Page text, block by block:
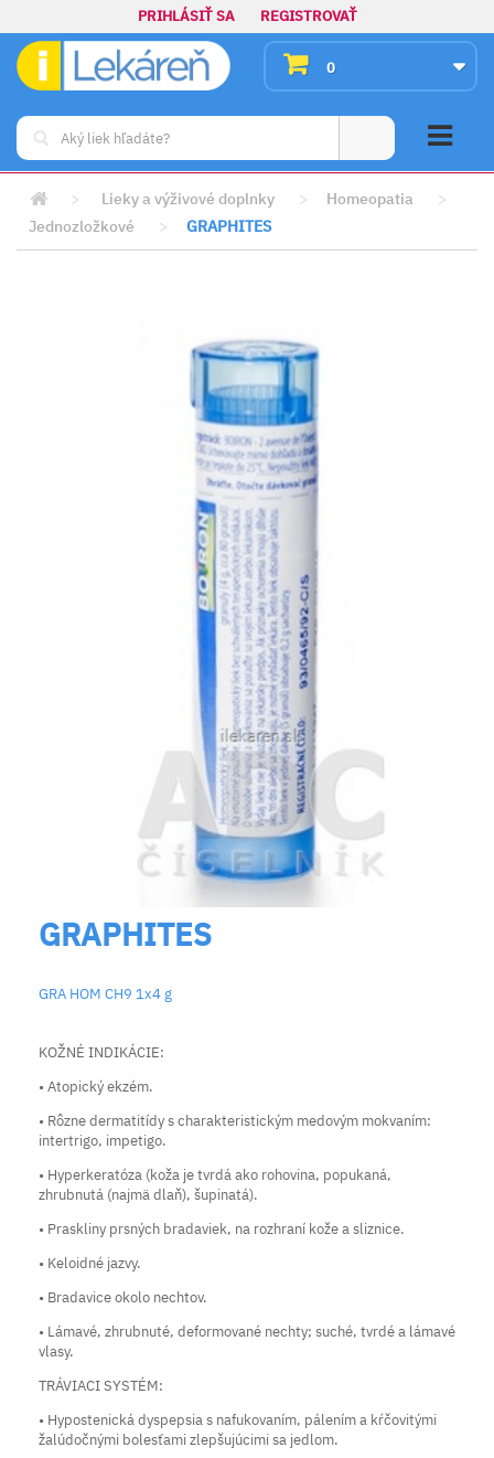
PRIHLÁSIŤ SA REGISTROVAŤ
0
> Lieky a výživové doplnky > Homeopatia
>
Jednozložkové
> GRAPHITES
GRAPHITES
GRA HOM CH9 1x4 g
KOŽNÉ INDIKÁCIE:
• Atopický ekzém.
• Rôzne dermatitídy s charakteristickým medovým mokvaním:
intertrigo, impetigo.
• Hyperkeratóza (koža je tvrdá ako rohovina, popukaná,
zhrubnutá (najmä dlaň), šupinatá).
• Praskliny prsných bradaviek, na rozhraní kože a sliznice.
• Keloidné jazvy.
• Bradavice okolo nechtov.
• Lámavé, zhrubnuté, deformované nechty; suché, tvrdé a lámavé
vlasy.
TRÁVIACI SYSTÉM:
• Hypostenická dyspepsia s nafukovaním, pálením a kŕčovitými
žalúdočnými bolesťami zlepšujúcimi sa jedlom.